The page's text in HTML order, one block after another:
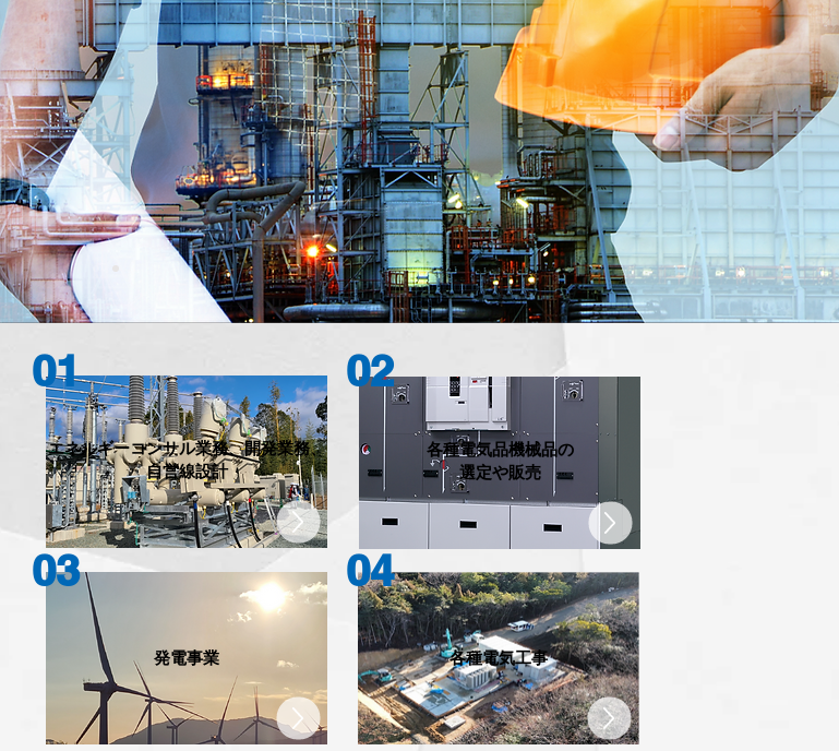
エネルギーコンサル業務、開発業務、
​自営線設計
01
​発電事業
03
各種電気品機械品の
選定や販売​
02
各種電気工事
04